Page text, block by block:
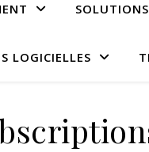
LOGICIELLES